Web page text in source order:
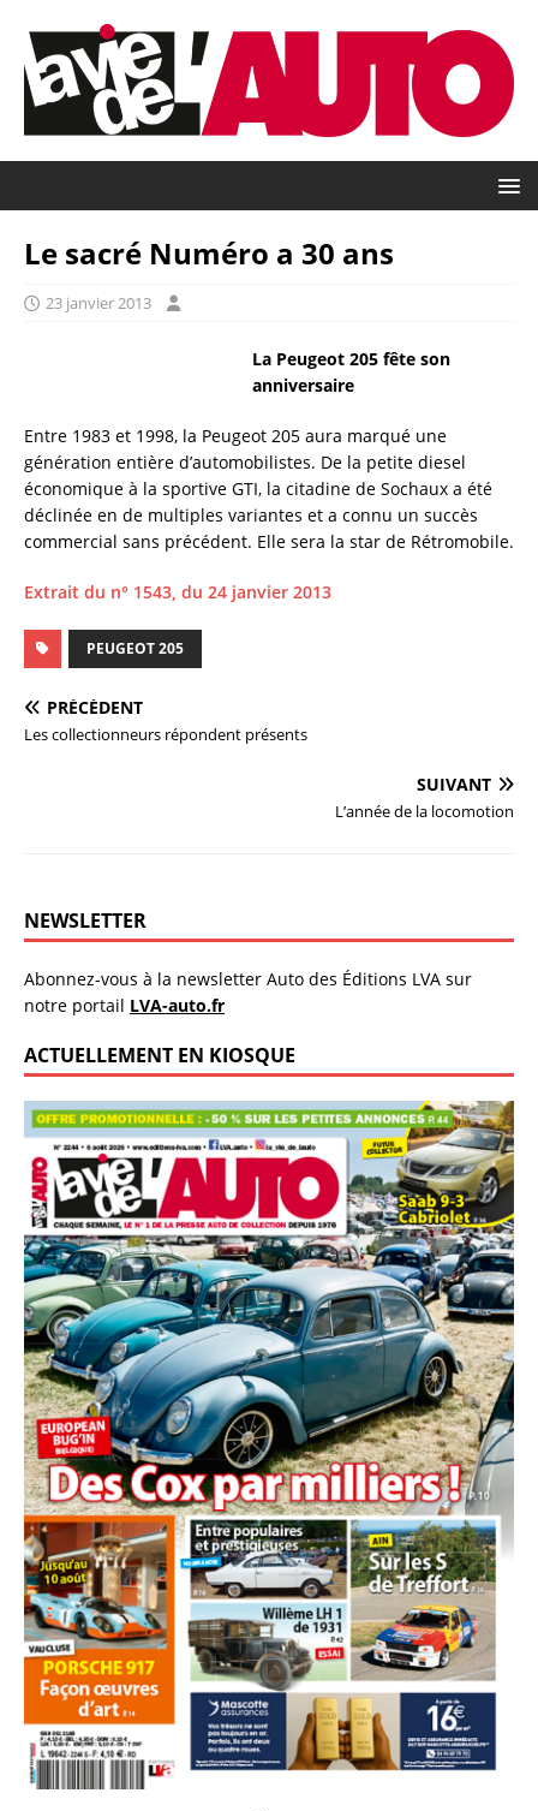
Le sacré Numéro a 30 ans
23 janvier 2013
La Peugeot 205 fête son
anniversaire
Entre 1983 et 1998, la Peugeot 205 aura marqué une
génération entière d’automobilistes. De la petite diesel
économique à la sportive GTI, la citadine de Sochaux a été
déclinée en de multiples variantes et a connu un succès
commercial sans précédent. Elle sera la star de Rétromobile.
Extrait du n° 1543, du 24 janvier 2013
PEUGEOT 205
PRÉCÉDENT
Les collectionneurs répondent présents
SUIVANT
L’année de la locomotion
NEWSLETTER
Abonnez-vous à la newsletter Auto des Éditions LVA sur
notre portail LVA-auto.fr
ACTUELLEMENT EN KIOSQUE